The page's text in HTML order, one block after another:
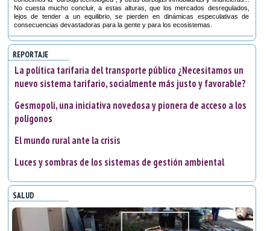
No cuesta mucho concluir, a estas alturas, que los mercados desregulados,
lejos de tender a un equilibrio, se pierden en dinámicas especulativas de
consecuencias devastadoras para la gente y para los ecosistemas.
REPORTAJE
La política tarifaria del transporte público ¿Necesitamos un
nuevo sistema tarifario, socialmente más justo y favorable?
Gesmopoli, una iniciativa novedosa y pionera de acceso a los
polígonos
El mundo rural ante la crisis
Luces y sombras de los sistemas de gestión ambiental
SALUD